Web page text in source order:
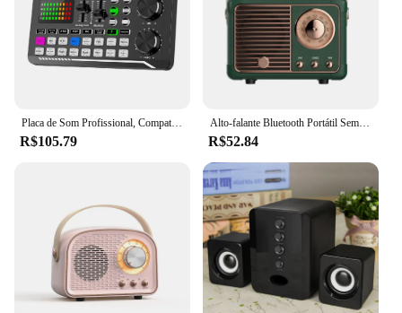
R$105.79
Alto-falante Bluetooth Portátil Sem Fio, Caixa De Música De Som, Blutooth Handfree, Mini Subwoofer, Bocina, Mão Livre, Caixa De Som
R$52.84